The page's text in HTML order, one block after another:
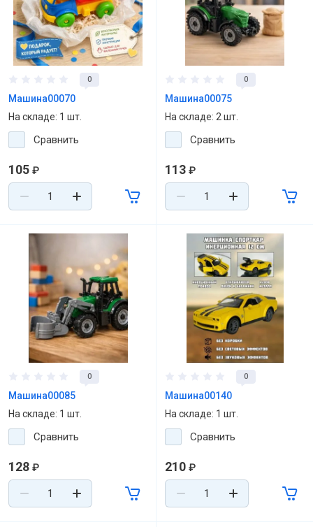
0
Машина00070
На складе: 1 шт.
Сравнить
105 ₽
0
Машина00075
На складе: 2 шт.
Сравнить
113 ₽
0
Машина00085
На складе: 1 шт.
Сравнить
128 ₽
0
Машина00140
На складе: 1 шт.
Сравнить
210 ₽